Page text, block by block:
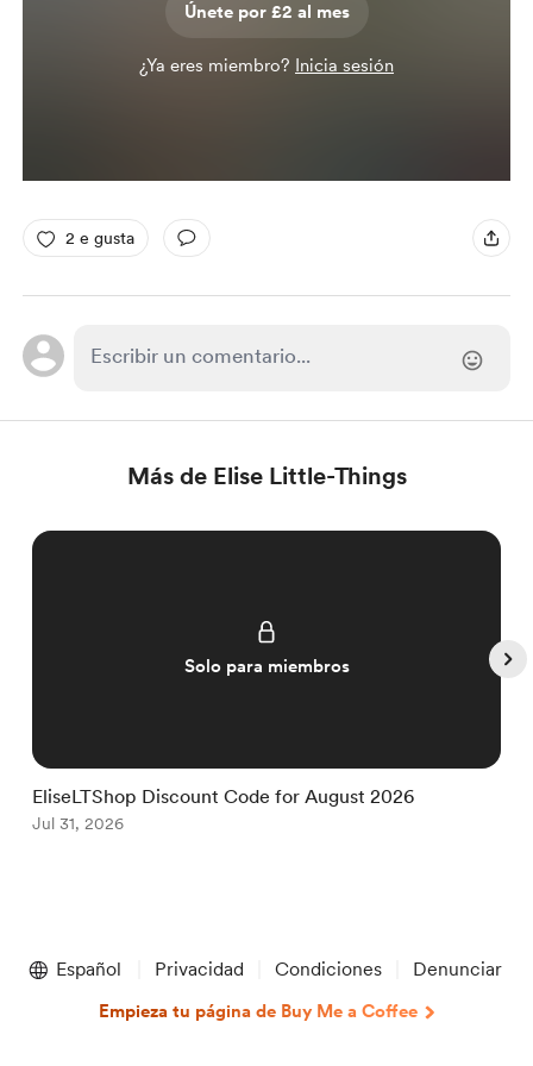
Únete por £2 al mes
¿Ya eres miembro? Inicia sesión
2 e gusta
Más de Elise Little-Things
Solo para miembros
EliseLTShop Discount Code for August 2026
Jul 31, 2026
of
Español Privacidad Condiciones Denunciar
Empieza tu página de Buy Me a Coffee